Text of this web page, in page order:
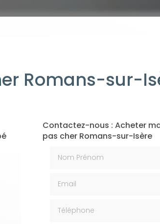
Romans-sur-
Contactez-nous : Acheter
pas cher Romans-sur-Isère